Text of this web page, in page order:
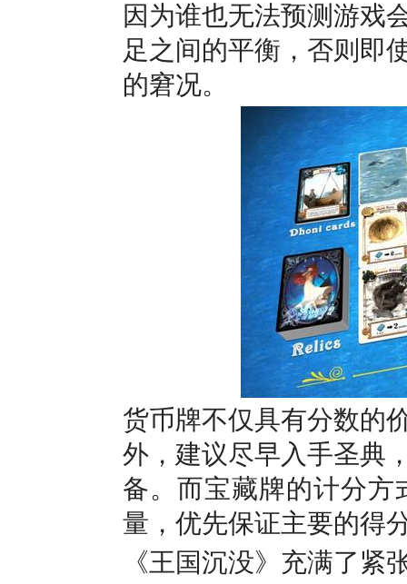
因为谁也无法预测游戏
足之间的平衡，否则即
的窘况。
货币牌不仅具有分数的
外，建议尽早入手圣典
备。而宝藏牌的计分
量，优先保证主要的得
《王国沉没》充满了